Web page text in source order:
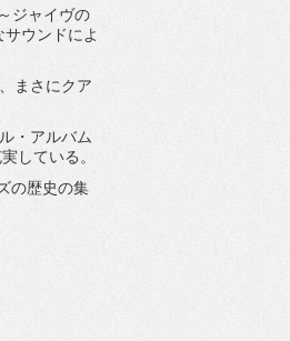
ジャイヴの
ウンドによ
まさにクア
・アルバム
している。
の歴史の集